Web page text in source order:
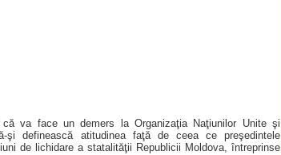
va face un demers la Organizaţia Naţiunilor Unite şi
şi definească atitudinea faţă de ceea ce preşedintele
de lichidare a statalităţii Republicii Moldova, întreprinse